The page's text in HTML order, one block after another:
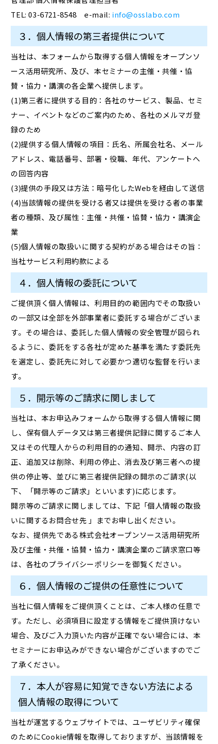
TEL: 03-6721-8548 e-mail: info@osslabo.com
３．個人情報の第三者提供について
当社は、本フォームから取得する個人情報をオープンソ
ース活用研究所、及び、本セミナーの主催・共催・協
賛・協力・講演の各企業へ提供します。
(1)第三者に提供する目的：各社のサービス、製品、セミ
ナー、イベントなどのご案内のため、各社のメルマガ登
録のため
(2)提供する個人情報の項目：氏名、所属会社名、メール
アドレス、電話番号、部署・役職、年代、アンケートへ
の回答内容
(3)提供の手段又は方法：暗号化したWebを経由して送信
(4)当該情報の提供を受ける者又は提供を受ける者の事業
者の種類、及び属性：主催・共催・協賛・協力・講演企
業
(5)個人情報の取扱いに関する契約がある場合はその旨：
当社サービス利用約款による
４．個人情報の委託について
ご提供頂く個人情報は、利用目的の範囲内でその取扱い
の一部又は全部を外部事業者に委託する場合がございま
す。その場合は、委託した個人情報の安全管理が図られ
るように、委託をする各社が定めた基準を満たす委託先
を選定し、委託先に対して必要かつ適切な監督を行いま
す。
５．開示等のご請求に関しまして
当社は、本お申込みフォームから取得する個人情報に関
し、保有個人データ又は第三者提供記録に関するご本人
又はその代理人からの利用目的の通知、開示、内容の訂
正、追加又は削除、利用の停止、消去及び第三者への提
供の停止等、並びに第三者提供記録の開示のご請求(以
下、「開示等のご請求」といいます)に応じます。
開示等のご請求に関しましては、下記「個人情報の取扱
いに関するお問合せ先 」までお申し出ください。
なお、提供先である株式会社オープンソース活用研究所
及び主催・共催・協賛・協力・講演企業のご請求窓口等
は、各社のプライバシーポリシーを御覧ください。
６．個人情報のご提供の任意性について
当社に個人情報をご提供頂くことは、ご本人様の任意で
す。ただし、必須項目に設定する情報をご提供頂けない
場合、及びご入力頂いた内容が正確でない場合には、本
セミナーにお申込みができない場合がございますのでご
了承ください。
７．本人が容易に知覚できない方法による
個人情報の取得について
当社が運営するウェブサイトでは、ユーザビリティ確保
のためにCookie情報を取得しておりますが、当該情報を